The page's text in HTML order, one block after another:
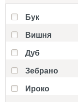
Бук
Вишня
Дуб
Зебрано
Ироко